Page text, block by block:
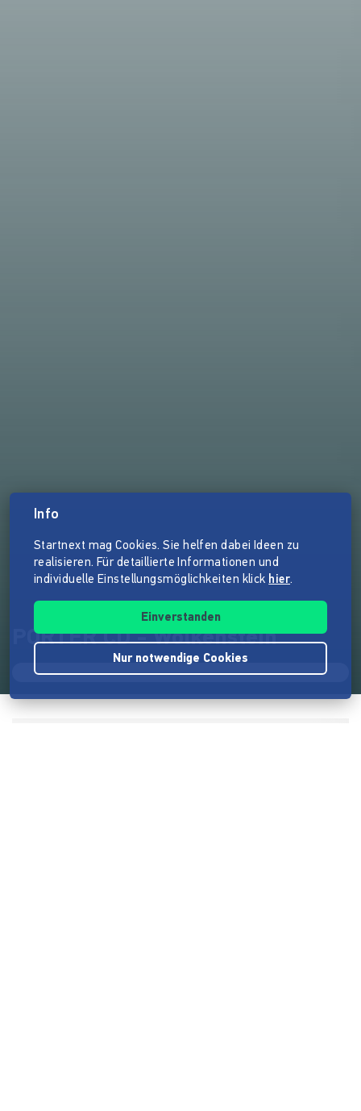
PORTER CD - Wolkenstein
Info
Startnext mag Cookies. Sie helfen dabei Ideen zu
realisieren. Für detaillierte Informationen und
individuelle Einstellungsmöglichkeiten klick hier.
Einverstanden
Nur notwendige Cookies